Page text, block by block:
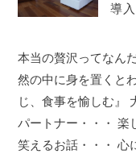
導
本当の贅沢ってなん
然の中に身を置くと
じ、食事を愉しむ』
パートナー・・・ 楽
笑えるお話・・・ 心